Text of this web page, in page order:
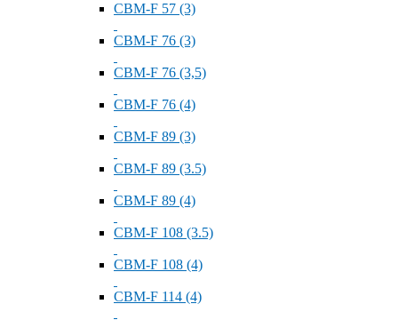
СВМ-F 57 (3)
СВМ-F 76 (3)
СВМ-F 76 (3,5)
СВМ-F 76 (4)
СВМ-F 89 (3)
СВМ-F 89 (3.5)
СВМ-F 89 (4)
СВМ-F 108 (3.5)
СВМ-F 108 (4)
СВМ-F 114 (4)